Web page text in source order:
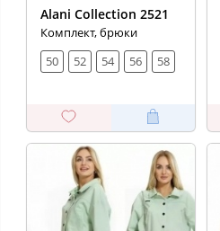
Alani Collection 2521
Комплект, брюки
50
52 54 56 58